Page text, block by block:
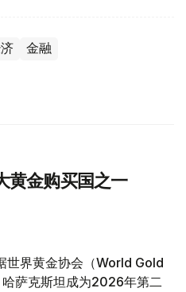
金融
黄金购买国之一
世界黄金协会（World Gold
萨克斯坦成为2026年第二